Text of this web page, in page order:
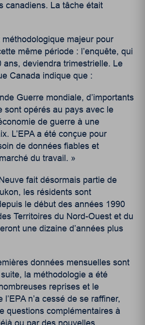
canadiens. La tâche était
majeur pour
même période : l’enquête, qui
ans, deviendra trimestrielle. Le
Canada indique que :
Guerre mondiale, d’importants
sont opérés au pays avec le
de guerre à une
L’EPA a été conçue pour
de données fiables et
du travail. »
fait désormais partie de
les résidents sont
le début des années 1990
Territoires du Nord-Ouest et du
une dizaine d’années plus
données mensuelles sont
la méthodologie a été
reprises et le
n’a cessé de se raffiner,
questions complémentaires à